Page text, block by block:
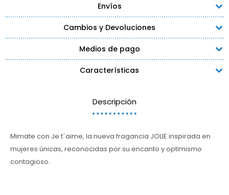
Envíos
Cambios y Devoluciones
Medios de pago
Características
Descripción
Mimate con Je t´aime, la nueva fragancia JOLIE inspirada en
mujeres únicas, reconocidas por su encanto y optimismo
contagioso.